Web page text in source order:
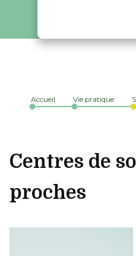
Accueil Vie pratique
Centres de
proches